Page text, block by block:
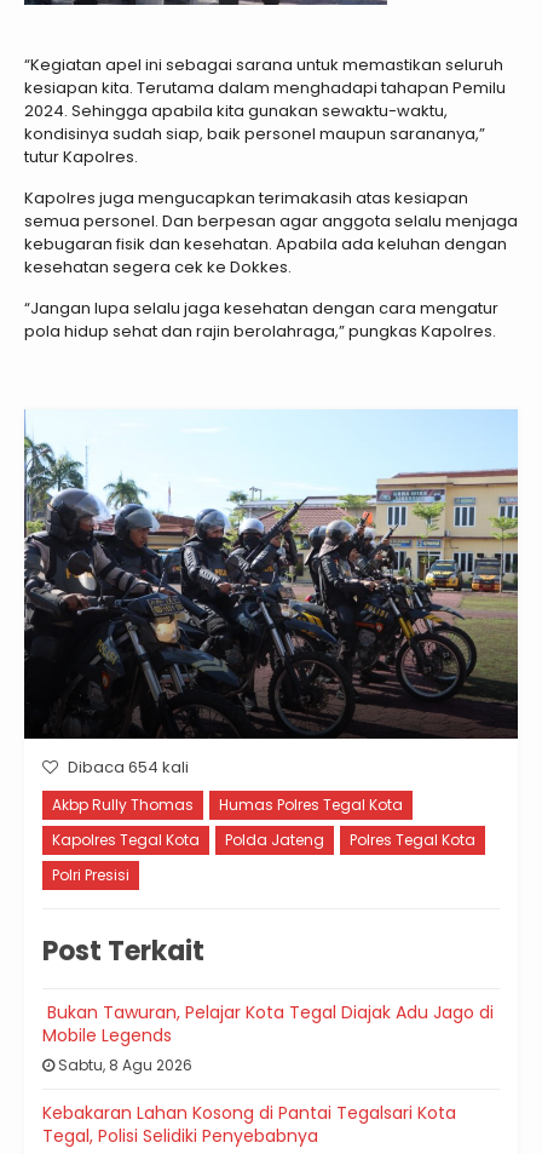
“Kegiatan apel ini sebagai sarana untuk memastikan seluruh
kesiapan kita. Terutama dalam menghadapi tahapan Pemilu
2024. Sehingga apabila kita gunakan sewaktu-waktu,
kondisinya sudah siap, baik personel maupun sarananya,”
tutur Kapolres.
Kapolres juga mengucapkan terimakasih atas kesiapan
semua personel. Dan berpesan agar anggota selalu menjaga
kebugaran fisik dan kesehatan. Apabila ada keluhan dengan
kesehatan segera cek ke Dokkes.
“Jangan lupa selalu jaga kesehatan dengan cara mengatur
pola hidup sehat dan rajin berolahraga,” pungkas Kapolres.
Dibaca 654 kali
Akbp Rully Thomas
Humas Polres Tegal Kota
Kapolres Tegal Kota
Polda Jateng
Polres Tegal Kota
Polri Presisi
Post Terkait
Bukan Tawuran, Pelajar Kota Tegal Diajak Adu Jago di
Mobile Legends
Sabtu, 8 Agu 2026
Kebakaran Lahan Kosong di Pantai Tegalsari Kota
Tegal, Polisi Selidiki Penyebabnya